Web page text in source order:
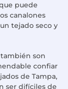
puede
canalones
tejado seco y
son
confiar
de Tampa,
ser difíciles de